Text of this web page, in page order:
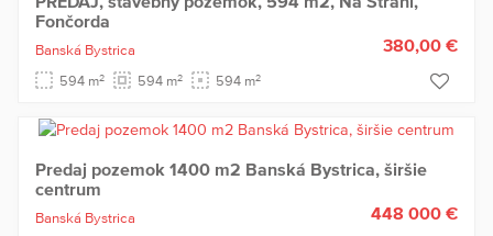
Fončorda
Banská Bystrica
594 m2 594 m2 594 m2
380,00 €
Predaj pozemok 1400 m2 Banská Bystrica, širšie
centrum
Banská Bystrica
448 000 €